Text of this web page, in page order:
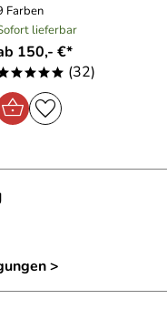
Farben
lieferbar
150,- €*
(32)
>